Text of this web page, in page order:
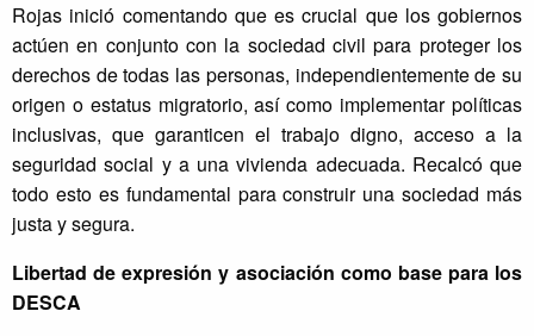
Rojas inició comentando que es crucial que los gobiernos
actúen en conjunto con la sociedad civil para proteger los
derechos de todas las personas, independientemente de su
origen o estatus migratorio, así como implementar políticas
inclusivas, que garanticen el trabajo digno, acceso a la
seguridad social y a una vivienda adecuada. Recalcó que
todo esto es fundamental para construir una sociedad más
justa y segura.
Libertad de expresión y asociación como base para los
DESCA